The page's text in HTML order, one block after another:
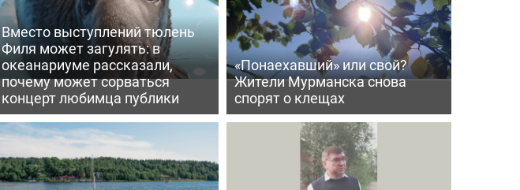
Вместо выступлений тюлень
Филя может загулять: в
океанариуме рассказали,
почему может сорваться
концерт любимца публики
«Понаехавший» или свой?
Жители Мурманска снова
спорят о клещах